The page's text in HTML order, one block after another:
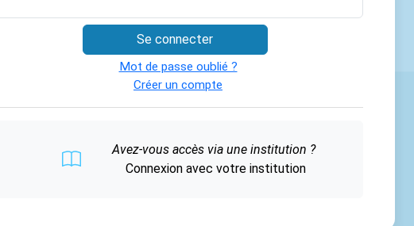
Se connecter
Mot de passe oublié ?
Créer un compte
Avez-vous accès via une institution ?
Connexion avec votre institution